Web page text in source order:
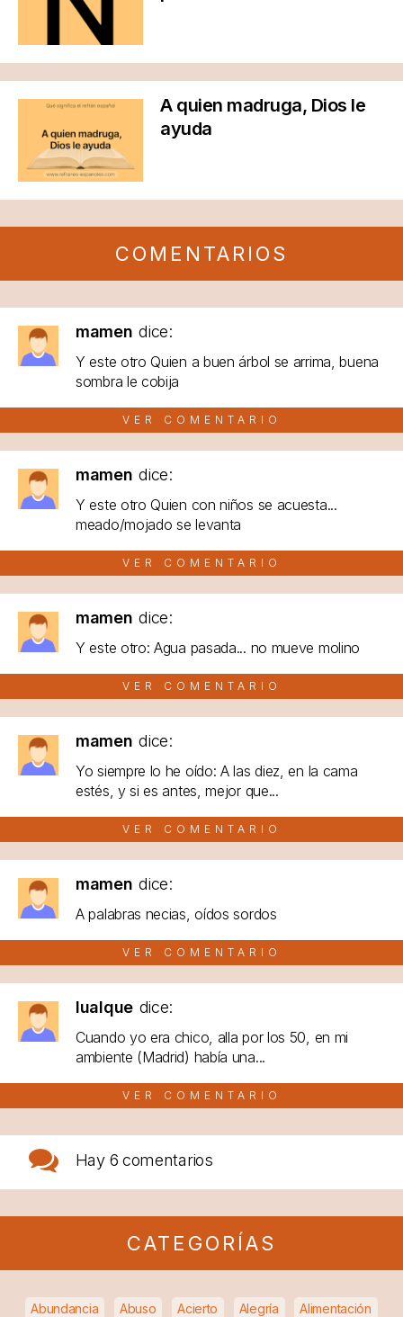
A quien madruga, Dios le
ayuda
COMENTARIOS
mamen dice:
Y este otro Quien a buen árbol se arrima, buena
sombra le cobija
VER COMENTARIO
mamen dice:
Y este otro Quien con niños se acuesta...
meado/mojado se levanta
VER COMENTARIO
mamen dice:
Y este otro: Agua pasada... no mueve molino
VER COMENTARIO
mamen dice:
Yo siempre lo he oído: A las diez, en la cama
estés, y si es antes, mejor que...
VER COMENTARIO
mamen dice:
A palabras necias, oídos sordos
VER COMENTARIO
lualque dice:
Cuando yo era chico, alla por los 50, en mi
ambiente (Madrid) había una...
VER COMENTARIO
Hay 6 comentarios
CATEGORÍAS
Abundancia Abuso Acierto Alegría Alimentación